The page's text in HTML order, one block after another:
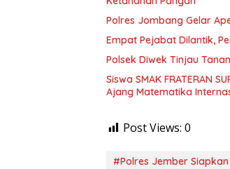
Polres Jombang Gelar
Empat Pejabat Dilantik,
Polsek Diwek Tinjau
Siswa SMAK FRATERAN
Ajang Matematika
Post Views: 0
#Polres Jember